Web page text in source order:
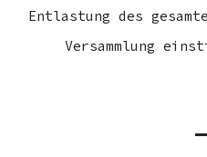
Entlastung des
Versammlung